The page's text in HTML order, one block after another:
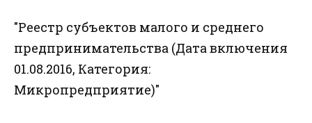
"Реестр субъектов малого и среднего
предпринимательства (Дата включения
01.08.2016, Категория:
Микропредприятие)"